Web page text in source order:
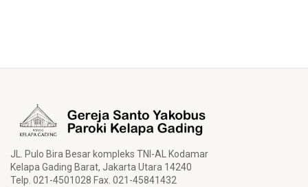
JL. Pulo Bira Besar kompleks TNI-AL Kodamar
Kelapa Gading Barat, Jakarta Utara 14240
Telp. 021-4501028 Fax. 021-45841432